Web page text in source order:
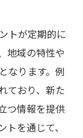
トが定期的に
地域の特性や
なります。例
ており、新た
つ情報を提供
を通じて、